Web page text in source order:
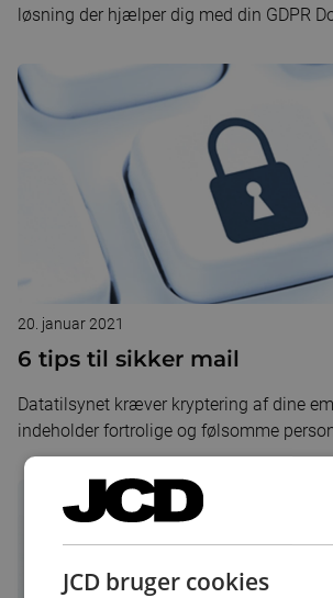
løsning der hjælper dig med din GDPR
20. januar 2021
6 tips til sikker mail
Datatilsynet kræver kryptering af dine
indeholder fortrolige og følsomme
JCD bruger cookies